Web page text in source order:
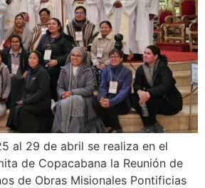
al 29 de abril se realiza en el
de Copacabana la Reunión de
de Obras Misionales Pontificias